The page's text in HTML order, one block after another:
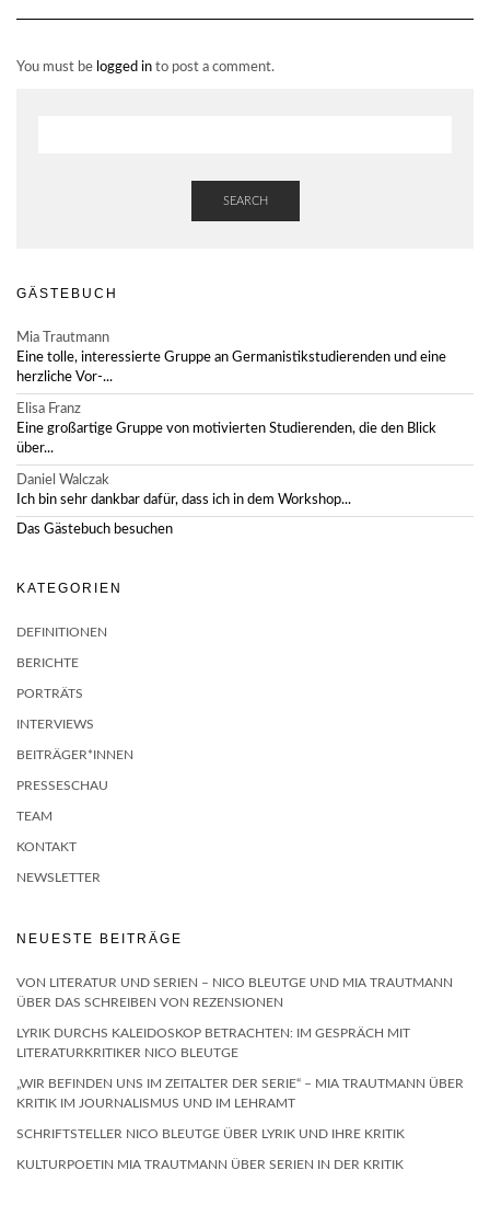
You must be logged in to post a comment.
SEARCH
GÄSTEBUCH
Mia Trautmann
Eine tolle, interessierte Gruppe an Germanistikstudierenden und eine
herzliche Vor-...
Elisa Franz
Eine großartige Gruppe von motivierten Studierenden, die den Blick
über...
Daniel Walczak
Ich bin sehr dankbar dafür, dass ich in dem Workshop...
Das Gästebuch besuchen
KATEGORIEN
DEFINITIONEN
BERICHTE
PORTRÄTS
INTERVIEWS
BEITRÄGER*INNEN
PRESSESCHAU
TEAM
KONTAKT
NEWSLETTER
NEUESTE BEITRÄGE
VON LITERATUR UND SERIEN – NICO BLEUTGE UND MIA TRAUTMANN
ÜBER DAS SCHREIBEN VON REZENSIONEN
LYRIK DURCHS KALEIDOSKOP BETRACHTEN: IM GESPRÄCH MIT
LITERATURKRITIKER NICO BLEUTGE
„WIR BEFINDEN UNS IM ZEITALTER DER SERIE“ – MIA TRAUTMANN ÜBER
KRITIK IM JOURNALISMUS UND IM LEHRAMT
SCHRIFTSTELLER NICO BLEUTGE ÜBER LYRIK UND IHRE KRITIK
KULTURPOETIN MIA TRAUTMANN ÜBER SERIEN IN DER KRITIK